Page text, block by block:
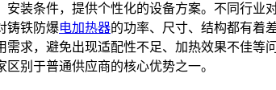
装条件，提供个性化的设备方案。不同行业
铸铁防爆电加热器的功率、尺寸、结构都有着
求，避免出现适配性不足、加热效果不佳等
别于普通供应商的核心优势之一。